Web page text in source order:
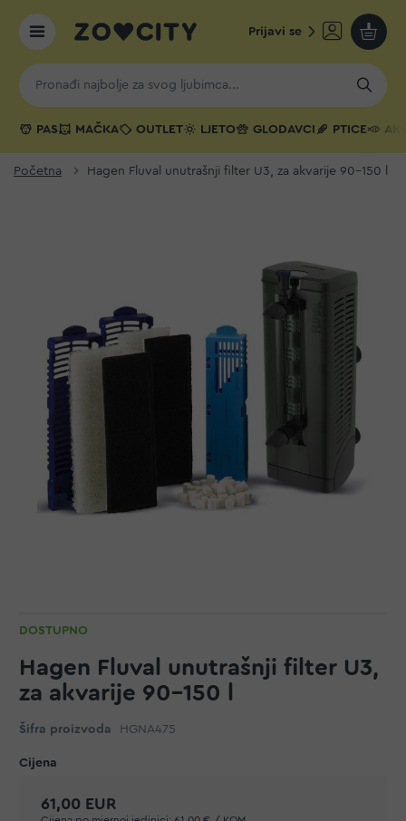
Prijavi se
Moja
PAS MAČKA OUTLET LJETO GLODAVCI PTICE
Početna Hagen Fluval unutrašnji filter U3, za akvarije 90-150 l
DOSTUPNO
Hagen Fluval unutrašnji filter U3,
za akvarije 90-150 l
Šifra proizvoda HGNA475
61,00 EUR